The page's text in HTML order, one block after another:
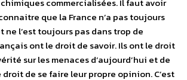
commercialisées. Il faut avoir
que la France n’a pas toujours
ne l’est toujours pas dans trop de
ont le droit de savoir. Ils ont le droit
sur les menaces d’aujourd’hui et de
de se faire leur propre opinion. C’est